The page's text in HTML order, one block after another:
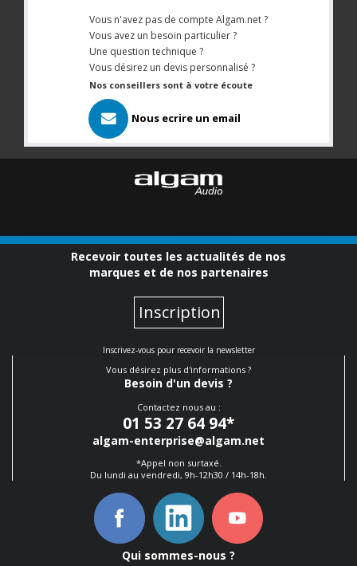
Vous n'avez pas de compte Algam.net ?
Vous avez un besoin particulier ?
Une question technique ?
Vous désirez un devis personnalisé ?
Nos conseillers sont à votre écoute
Nous ecrire un email
Recevoir toutes les actualités de nos
marques et de nos partenaires
Inscription
Inscrivez-vous pour recevoir la newsletter
Vous désirez plus d'informations ?
Besoin d'un devis ?
Contactez nous au :
01 53 27 64 94*
algam-enterprise@algam.net
*Appel non surtaxé.
Du lundi au vendredi, 9h-12h30 / 14h-18h.
Qui sommes-nous ?